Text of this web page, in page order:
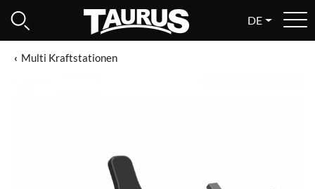
DE
Multi Kraftstationen